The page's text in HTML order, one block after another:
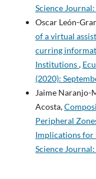
Science
Oscar León-
of a virtual
curring
Institutions,
(2020):
Jaime Naranjo-
Acosta,
Peripheral
Implications for
Science